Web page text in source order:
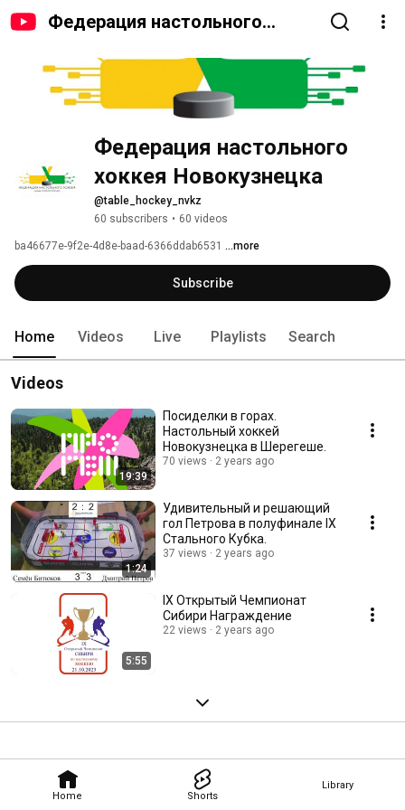
Федерация настольного
Home Shorts
Library
Федерация настольного
хоккея Новокузнецка
@table_hockey_nvkz
60 subscribers • 60 videos
ba46677e-9f2e-4d8e-baad-6366ddab6531 ...more
Subscribe
Home Videos Live Playlists Search
Videos
19:39
Посиделки в горах.
Настольный хоккей
Новокузнецка в Шерегеше.
70 views 2 years ago
1:24
Удивительный и решающий
гол Петрова в полуфинале IX
Стального Кубка.
37 views 2 years ago
5:55
IX Открытый Чемпионат
Сибири Награждение
22 views 2 years ago